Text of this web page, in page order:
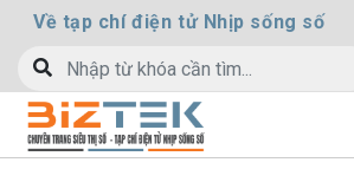
Về tạp chí điện tử Nhịp sống số